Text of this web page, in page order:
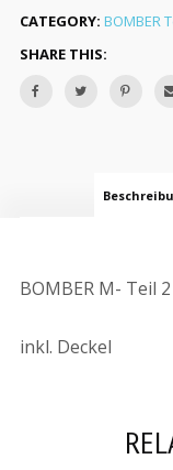
CATEGORY: BOMBER
SHARE THIS:
BOMBER M- Teil 2
inkl. Deckel